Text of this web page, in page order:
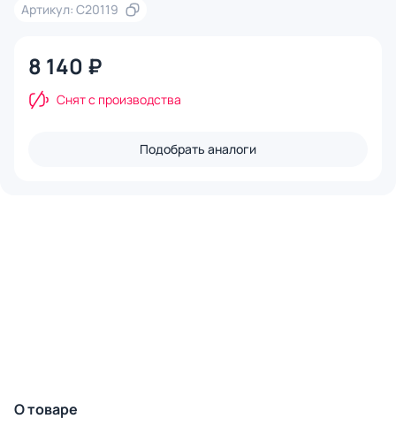
Артикул: C20119
8 140 ₽
Снят с производства
Подобрать аналоги
О товаре